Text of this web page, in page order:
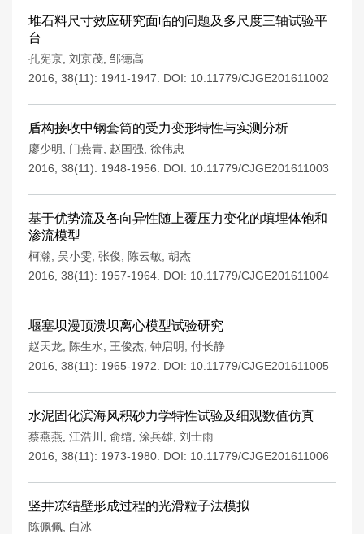
堆石料尺寸效应研究面临的问题及多尺度三轴试验平
台
孔宪京 刘京茂 邹德高
2016, 38(11): 1941-1947.
DOI: 10.11779/CJGE201611002
盾构接收中钢套筒的受力变形特性与实测分析
廖少明 门燕青 赵国强 徐伟忠
2016, 38(11): 1948-1956.
DOI: 10.11779/CJGE201611003
基于优势流及各向异性随上覆压力变化的填埋体饱和
渗流模型
柯瀚 吴小雯 张俊 陈云敏 胡杰
2016, 38(11): 1957-1964. DOI: 10.11779/CJGE201611004
堰塞坝漫顶溃坝离心模型试验研究
赵天龙 陈生水 王俊杰 钟启明
付长静
2016, 38(11): 1965-1972.
DOI: 10.11779/CJGE201611005
水泥固化滨海风积砂力学特性试验及细观数值仿真
蔡燕燕 江浩川 俞缙 涂兵雄 刘士雨
2016, 38(11): 1973-1980. DOI: 10.11779/CJGE201611006
竖井冻结壁形成过程的光滑粒子法模拟
陈佩佩 白冰